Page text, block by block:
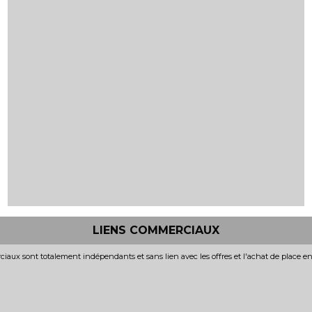
LIENS COMMERCIAUX
sont totalement indépendants et sans lien avec les offres et l'achat de place